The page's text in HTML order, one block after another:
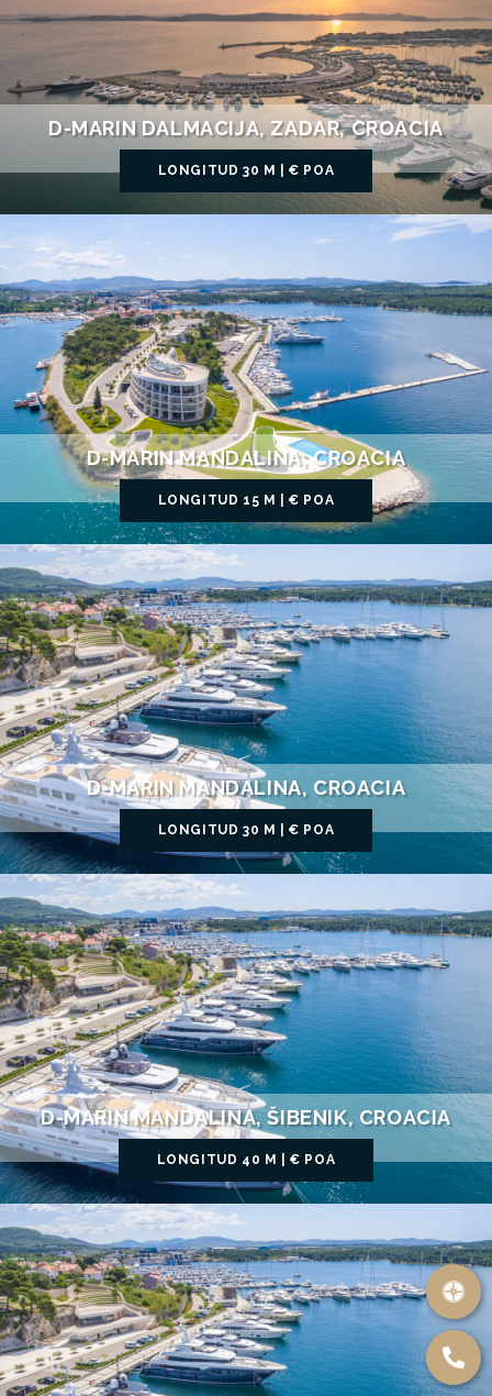
D-MARIN DALMACIJA, ZADAR, CROACIA
LONGITUD 30 M | € POA
D-MARIN MANDALINA, CROACIA
LONGITUD 15 M | € POA
D-MARIN MANDALINA, CROACIA
LONGITUD 30 M | € POA
D-MARIN MANDALINA, ŠIBENIK, CROACIA
LONGITUD 40 M | € POA